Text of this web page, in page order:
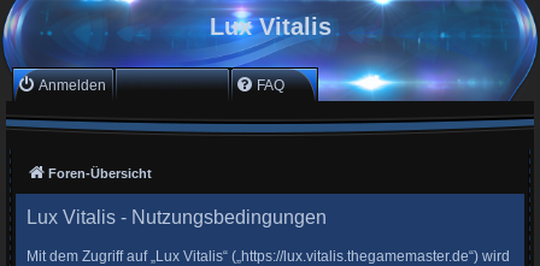
Lux Vitalis
Anmelden Registrieren FAQ
Foren-Übersicht
Lux Vitalis - Nutzungsbedingungen
Mit dem Zugriff auf „Lux Vitalis“ („https://lux.vitalis.thegamemaster.de“) wird